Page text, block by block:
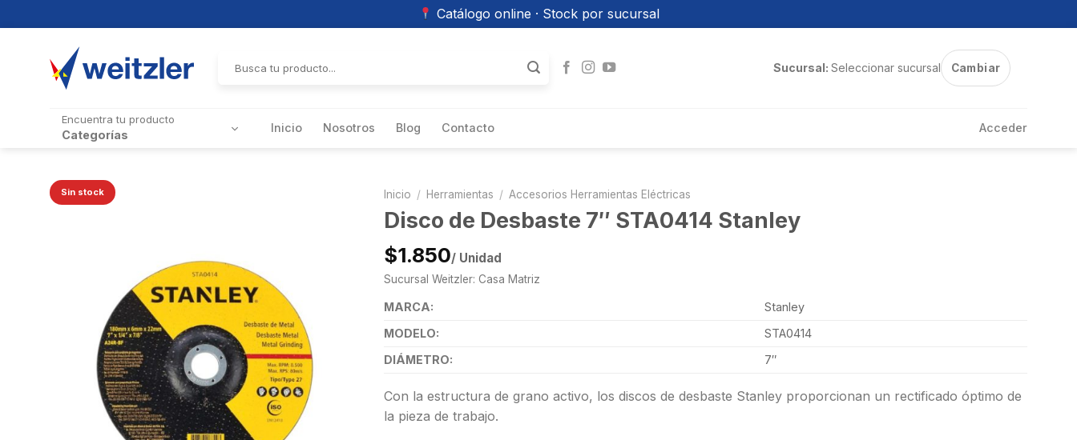
Catálogo online · Stock por sucursal
por:
Sucursal: Seleccionar sucursal Cambiar
Encuentra tu producto
Categorías Inicio Nosotros Blog Contacto Acceder
Sin stock Inicio / Herramientas / Accesorios Herramientas Eléctricas
Disco de Desbaste 7″ STA0414 Stanley
$1.850/ Unidad
Sucursal Weitzler: Casa Matriz
MARCA:
Stanley
MODELO:
STA0414
DIÁMETRO:
7″
Con la estructura de grano activo, los discos de desbaste Stanley proporcionan un rectificado óptimo de
la pieza de trabajo.